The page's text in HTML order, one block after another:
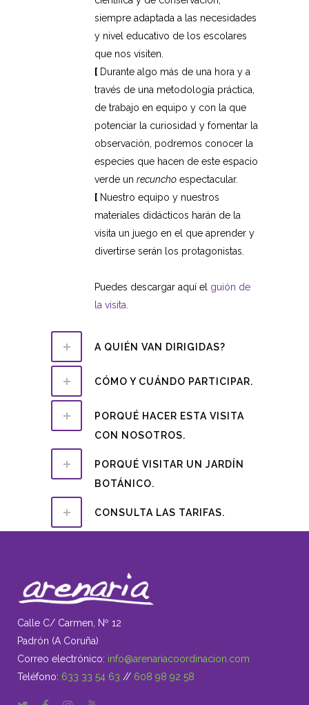
siempre adaptada a las necesidades
y nivel educativo de los escolares
que nos visiten.
[ Durante algo más de una hora y a
través de una metodología práctica,
de trabajo en equipo y con la que
potenciar la curiosidad y fomentar la
observación, podremos conocer la
especies que hacen de este espacio
verde un recuncho espectacular.
[ Nuestro equipo y nuestros
materiales didácticos harán de la
visita un juego en el que aprender y
divertirse serán los protagonistas.
Puedes descargar aquí el guión de
la visita.
A QUIÉN VAN DIRIGIDAS?
CÓMO Y CUÁNDO PARTICIPAR.
PORQUÉ HACER ESTA VISITA
CON NOSOTROS.
PORQUÉ VISITAR UN JARDÍN
BOTÁNICO.
CONSULTA LAS TARIFAS.
Calle C/ Carmen, Nº 12
Padrón (A Coruña)
Correo electrónico: info@arenariacoordinacion.com
Teléfono: 633 33 54 63 // 608 98 92 58